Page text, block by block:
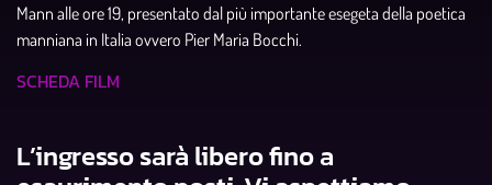
Mann alle ore 19, presentato dal più importante esegeta della poetica
manniana in Italia ovvero Pier Maria Bocchi.
SCHEDA FILM
L’ingresso sarà libero fino a